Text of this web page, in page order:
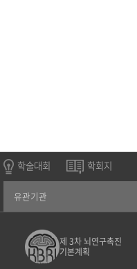
학술대회 학회지
유관기관
제 3차 뇌연구촉진
기본계획